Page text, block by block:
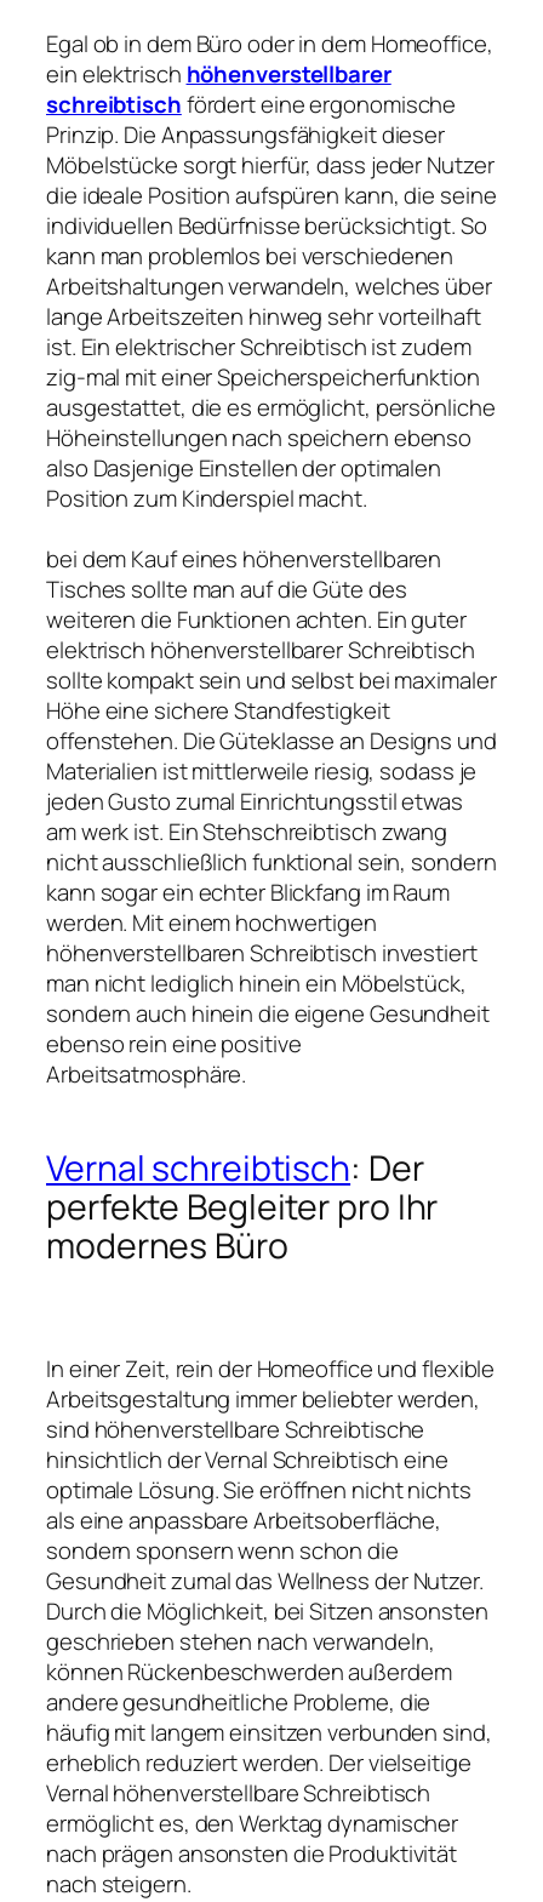
Egal ob in dem Büro oder in dem Homeoffice,
ein elektrisch höhenverstellbarer
schreibtischfördert eine ergonomische
Prinzip. Die Anpassungsfähigkeit dieser
Möbelstücke sorgt hierfür, dass jeder Nutzer
die ideale Position aufspüren kann, die seine
individuellen Bedürfnisse berücksichtigt. So
kann man problemlos bei verschiedenen
Arbeitshaltungen verwandeln, welches über
lange Arbeitszeiten hinweg sehr vorteilhaft
ist. Ein elektrischer Schreibtisch ist zudem
zig-mal mit einer Speicherspeicherfunktion
ausgestattet, die es ermöglicht, persönliche
Höheinstellungen nach speichern ebenso
also Dasjenige Einstellen der optimalen
Position zum Kinderspiel macht.
bei dem Kauf eines höhenverstellbaren
Tisches sollte man auf die Güte des
weiteren die Funktionen achten. Ein guter
elektrisch höhenverstellbarer Schreibtisch
sollte kompakt sein und selbst bei maximaler
Höhe eine sichere Standfestigkeit
offenstehen. Die Güteklasse an Designs und
Materialien ist mittlerweile riesig, sodass je
jeden Gusto zumal Einrichtungsstil etwas
am werk ist. Ein Stehschreibtisch zwang
nicht ausschließlich funktional sein, sondern
kann sogar ein echter Blickfang im Raum
werden. Mit einem hochwertigen
höhenverstellbaren Schreibtisch investiert
man nicht lediglich hinein ein Möbelstück,
sondern auch hinein die eigene Gesundheit
ebenso rein eine positive
Arbeitsatmosphäre.
Vernal schreibtisch: Der
perfekte Begleiter pro Ihr
modernes Büro
In einer Zeit, rein der Homeoffice und flexible
Arbeitsgestaltung immer beliebter werden,
sind höhenverstellbare Schreibtische
hinsichtlich der Vernal Schreibtisch eine
optimale Lösung. Sie eröffnen nicht nichts
als eine anpassbare Arbeitsoberfläche,
sondern sponsern wenn schon die
Gesundheit zumal das Wellness der Nutzer.
Durch die Möglichkeit, bei Sitzen ansonsten
geschrieben stehen nach verwandeln,
können Rückenbeschwerden außerdem
andere gesundheitliche Probleme, die
häufig mit langem einsitzen verbunden sind,
erheblich reduziert werden. Der vielseitige
Vernal höhenverstellbare Schreibtisch
ermöglicht es, den Werktag dynamischer
nach prägen ansonsten die Produktivität
nach steigern.